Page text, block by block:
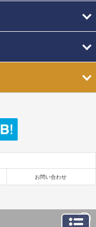
お問い合わせ